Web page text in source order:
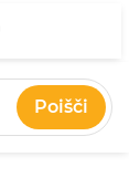
Poišči